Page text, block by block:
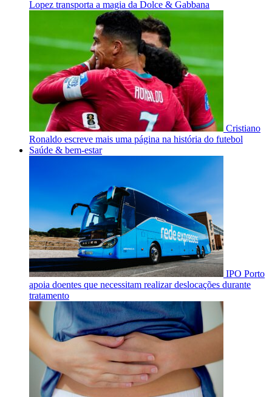
Lopez transporta a magia da Dolce & Gabbana
Cristiano
Ronaldo escreve mais uma página na história do futebol
Saúde & bem-estar
IPO Porto
apoia doentes que necessitam realizar deslocações durante
tratamento